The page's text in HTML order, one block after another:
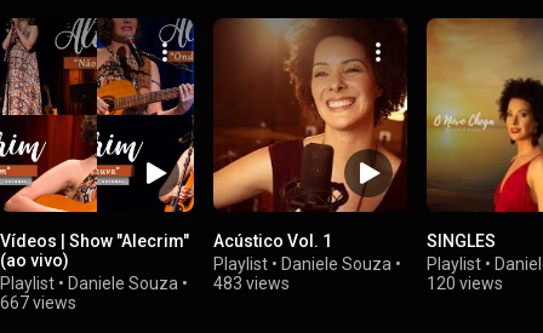
Vídeos | Show "Alecrim"
(ao vivo)
Playlist • Daniele Souza •
667 views
Acústico Vol. 1
Playlist • Daniele Souza •
483 views
SINGLES
Playlist •
120 views